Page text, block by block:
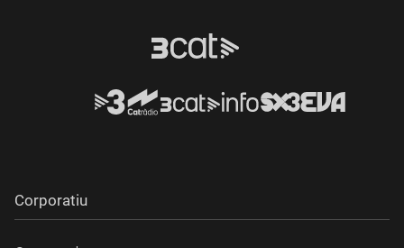
Corporatiu